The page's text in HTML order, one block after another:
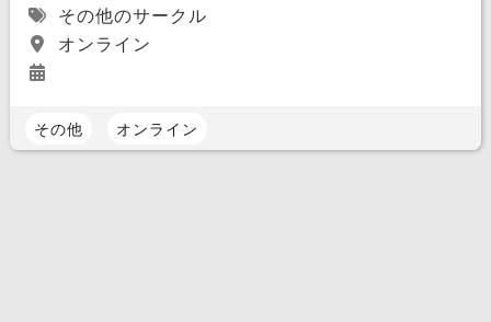
その他のサークル
オンライン
その他 オンライン